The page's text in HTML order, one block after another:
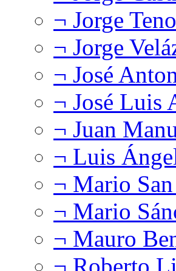
¬ Jorge
¬ Jorge
¬ José
¬ José Luis
¬ Juan
¬ Luis
¬ Mario
¬ Mario
¬ Mauro
¬ Roberto